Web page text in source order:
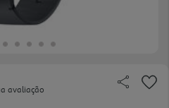
avaliação